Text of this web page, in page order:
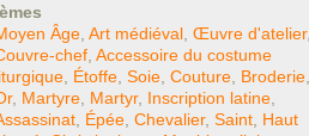
Âge Art médiéval Œuvre d'atelier,
chef Accessoire du costume
Étoffe Soie Couture Broderie
, Martyre Martyr, Inscription latine
Épée Chevalier, Saint Haut